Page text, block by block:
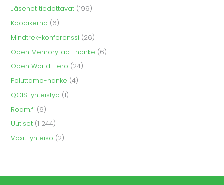
Jäsenet tiedottavat (199)
Koodikerho (6)
Mindtrek-konferenssi (26)
Open MemoryLab -hanke (6)
Open World Hero (24)
Poluttamo-hanke (4)
QGIS-yhteistyö (1)
Roam.fi (6)
Uutiset (1 244)
Voxit-yhteisö (2)